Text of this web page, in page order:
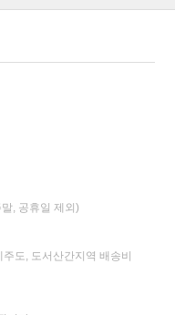
, 공휴일 제외)
도, 도서산간지역 배송비